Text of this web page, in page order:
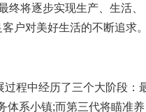
将逐步实现生产、生活、
客户对美好生活的不断追求
程中经历了三个大阶段：
体系小镇;而第三代将瞄准养